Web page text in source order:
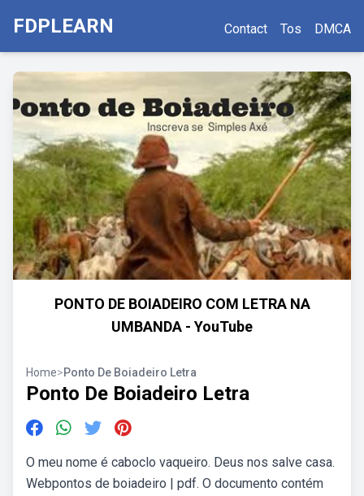
FDPLEARN Contact Tos DMCA
PONTO DE BOIADEIRO COM LETRA NA
UMBANDA - YouTube
Home>Ponto De Boiadeiro Letra
Ponto De Boiadeiro Letra
O meu nome é caboclo vaqueiro. Deus nos salve casa.
Webpontos de boiadeiro | pdf. O documento contém